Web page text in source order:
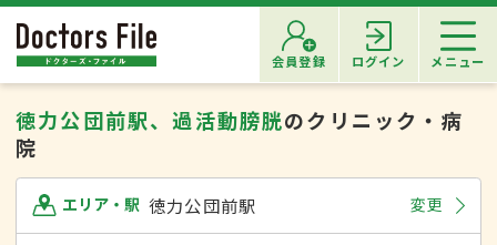
会員登録 ログイン メニュー
徳力公団前駅、過活動膀胱のクリニック・病
院
エリア・駅 徳力公団前駅 変更